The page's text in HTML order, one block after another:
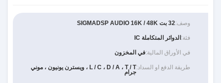
وصف:32 بت SIGMADSP AUDIO 16K / 48K
فئة: الدوائر المتكاملة IC
في الأوراق المالية:في المخزون
طريقة الدفع او السداد: L / C ، D / A ، T / T ، ويسترن يونيون ، موني
جرام